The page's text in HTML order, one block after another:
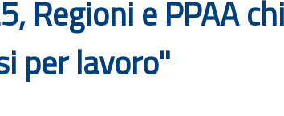
Regioni e PPAA
per lavoro"